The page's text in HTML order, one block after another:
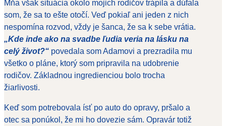
Mňa však situácia okolo mojich rodičov trápila a dúfala
som, že sa to ešte otočí. Veď pokiaľ ani jeden z nich
nespomína rozvod, vždy je šanca, že sa k sebe vrátia.
„Kde inde ako na svadbe ľudia veria na lásku na
celý život?“ povedala som Adamovi a prezradila mu
všetko o pláne, ktorý som pripravila na udobrenie
rodičov. Základnou ingredienciou bolo trocha
žiarlivosti.
Keď som potrebovala ísť po auto do opravy, pršalo a
otec sa ponúkol, že mi ho dovezie sám. Opravár totiž